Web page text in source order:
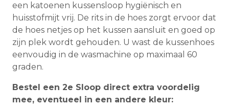
een katoenen kussensloop hygiënisch en
huisstofmijt vrij. De rits in de hoes zorgt ervoor dat
de hoes netjes op het kussen aansluit en goed op
zijn plek wordt gehouden. U wast de kussenhoes
eenvoudig in de wasmachine op maximaal 60
graden.
Bestel een 2e Sloop direct extra voordelig
mee, eventueel in een andere kleur: